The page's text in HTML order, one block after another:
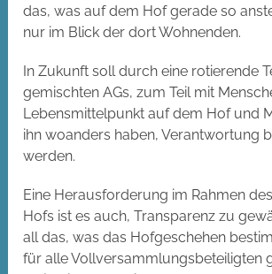
das, was auf dem Hof gerade so
nur im Blick der dort Wohnenden.
In Zukunft soll durch eine rotierende
gemischten AGs, zum Teil mit
Lebensmittelpunkt auf dem Hof und
ihn woanders haben, Verantwortung
werden.
Eine Herausforderung im Rahmen
Hofs ist es auch, Transparenz zu
all das, was das Hofgeschehen
für alle Vollversammlungsbeteiligten